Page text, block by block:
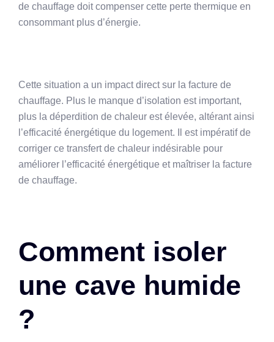
de chauffage doit compenser cette perte thermique en
consommant plus d’énergie.
Cette situation a un impact direct sur la facture de
chauffage. Plus le manque d’isolation est important,
plus la déperdition de chaleur est élevée, altérant ainsi
l’efficacité énergétique du logement. Il est impératif de
corriger ce transfert de chaleur indésirable pour
améliorer l’efficacité énergétique et maîtriser la facture
de chauffage.
Comment isoler
une cave humide
?